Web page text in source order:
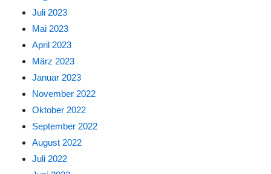
Juli 2023
Mai 2023
April 2023
März 2023
Januar 2023
November 2022
Oktober 2022
September 2022
August 2022
Juli 2022